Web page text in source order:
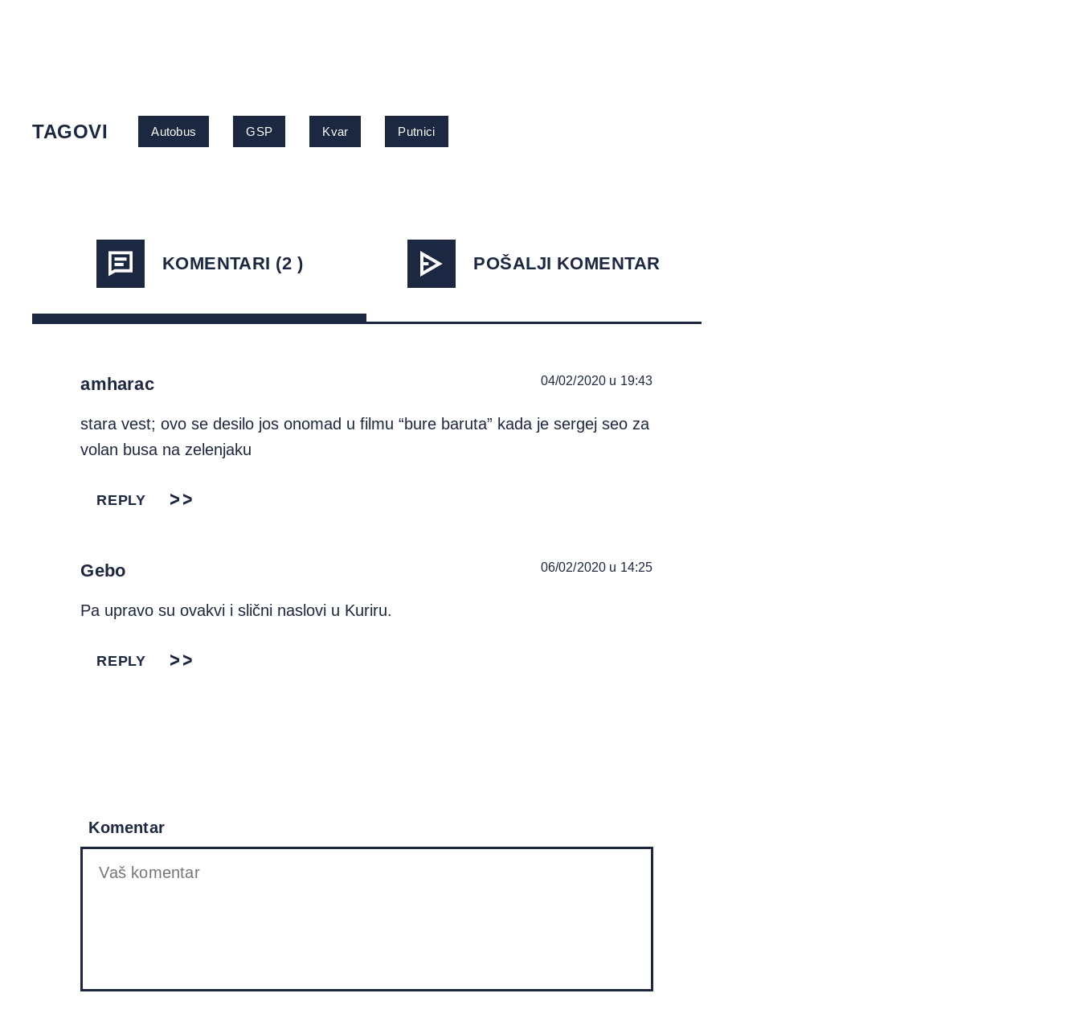
TAGOVI Autobus GSP Kvar Putnici
KOMENTARI (2 ) POŠALJI KOMENTAR
amharac 04/02/2020 u 19:43
stara vest; ovo se desilo jos onomad u filmu “bure baruta” kada je sergej seo za
volan busa na zelenjaku
REPLY
Gebo 06/02/2020 u 14:25
Pa upravo su ovakvi i slični naslovi u Kuriru.
REPLY
Komentar